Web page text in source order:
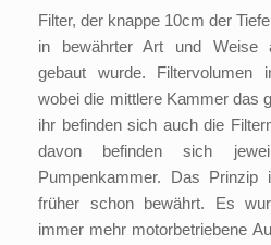
Filter, der knappe 10cm der
in bewährter Art und Weise
gebaut wurde. Filtervolumen
wobei die mittlere Kammer das
ihr befinden sich auch die
davon befinden sich
Pumpenkammer. Das
früher schon bewährt. Es
immer mehr motorbetriebene